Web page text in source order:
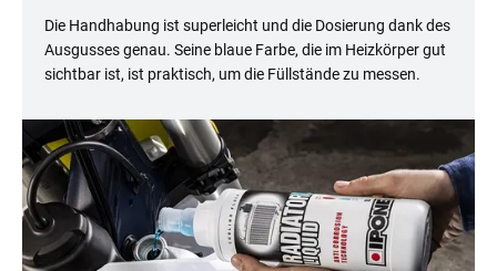
Die Handhabung ist superleicht und die Dosierung dank des
Ausgusses genau. Seine blaue Farbe, die im Heizkörper gut
sichtbar ist, ist praktisch, um die Füllstände zu messen.